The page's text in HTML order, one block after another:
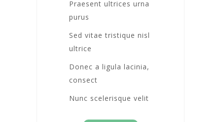
Praesent ultrices urna
purus
Sed vitae tristique nisl
ultrice
Donec a ligula lacinia,
consect
Nunc scelerisque velit